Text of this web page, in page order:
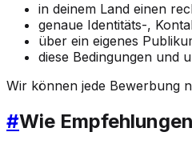
in deinem Land einen
genaue Identitäts-,
über ein eigenes
diese Bedingungen und
Wir können jede Bewerbung
#Wie